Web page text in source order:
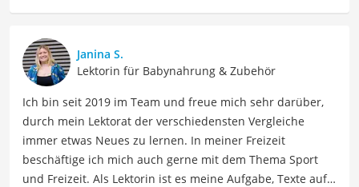
behandeln Themen wie Kindergesundheit, Ernährung,
Entwicklungsmilestones sowie Elternschaft, um Eltern
dabei zu unterstützen, ihre Kinder optimal zu
unterstützen und zu fördern.
Der Bebivita-Brei-Vergleich ist aus unserer Sicht
besonders empfehlenswert fürElternundKleinkinder
Janina S.
Lektorin für Babynahrung & Zubehör
Ich bin seit 2019 im Team und freue mich sehr darüber,
durch mein Lektorat der verschiedensten Vergleiche
immer etwas Neues zu lernen. In meiner Freizeit
beschäftige ich mich auch gerne mit dem Thema Sport
und Freizeit. Als Lektorin ist es meine Aufgabe, Texte auf